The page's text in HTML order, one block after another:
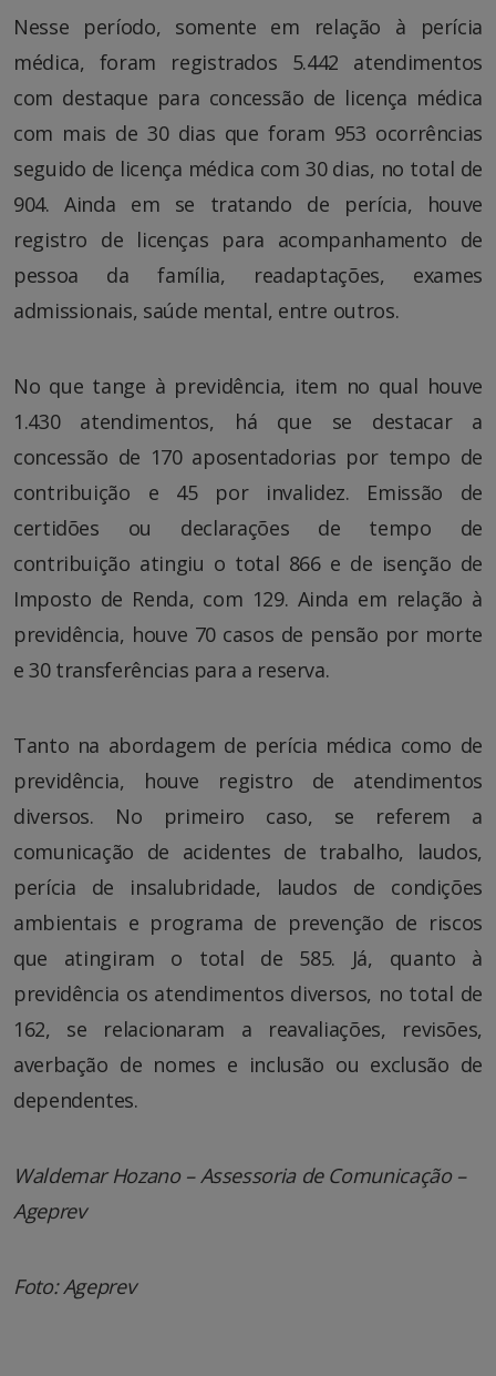
Nesse período, somente em relação à perícia
médica, foram registrados 5.442 atendimentos
com destaque para concessão de licença médica
com mais de 30 dias que foram 953 ocorrências
seguido de licença médica com 30 dias, no total de
904. Ainda em se tratando de perícia, houve
registro de licenças para acompanhamento de
pessoa da família, readaptações, exames
admissionais, saúde mental, entre outros.
No que tange à previdência, item no qual houve
1.430 atendimentos, há que se destacar a
concessão de 170 aposentadorias por tempo de
contribuição e 45 por invalidez. Emissão de
certidões ou declarações de tempo de
contribuição atingiu o total 866 e de isenção de
Imposto de Renda, com 129. Ainda em relação à
previdência, houve 70 casos de pensão por morte
e 30 transferências para a reserva.
Tanto na abordagem de perícia médica como de
previdência, houve registro de atendimentos
diversos. No primeiro caso, se referem a
comunicação de acidentes de trabalho, laudos,
perícia de insalubridade, laudos de condições
ambientais e programa de prevenção de riscos
que atingiram o total de 585. Já, quanto à
previdência os atendimentos diversos, no total de
162, se relacionaram a reavaliações, revisões,
averbação de nomes e inclusão ou exclusão de
dependentes.
Waldemar Hozano – Assessoria de Comunicação –
Ageprev
Foto: Ageprev